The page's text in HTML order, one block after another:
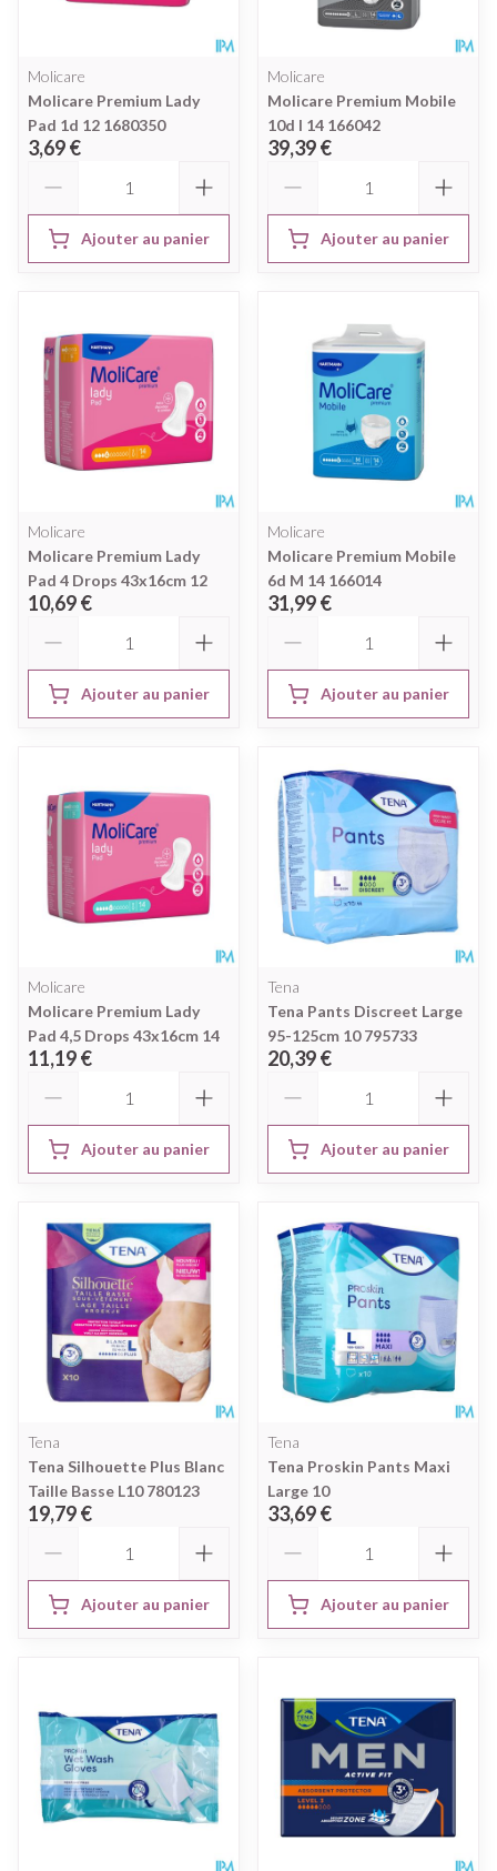
Molicare
Molicare Premium Lady
Pad 1d 12 1680350
3,69 €
Ajouter au panier
Molicare
Molicare Premium Mobile
10d l 14 166042
39,39 €
Ajouter au panier
Molicare
Molicare Premium Lady
Pad 4 Drops 43x16cm 12
10,69 €
Ajouter au panier
Molicare
Molicare Premium Mobile
6d M 14 166014
31,99 €
Ajouter au panier
Molicare
Molicare Premium Lady
Pad 4,5 Drops 43x16cm 14
11,19 €
Ajouter au panier
Tena
Tena Pants Discreet Large
95-125cm 10 795733
20,39 €
Ajouter au panier
Tena
Tena Silhouette Plus Blanc
Taille Basse L10 780123
19,79 €
Ajouter au panier
Tena
Tena Proskin Pants Maxi
Large 10
33,69 €
Ajouter au panier